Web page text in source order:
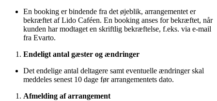
En booking er bindende fra det øjeblik, arrangementet er
bekræftet af Lido Caféen. En booking anses for bekræftet, når
kunden har modtaget en skriftlig bekræftelse, f.eks. via e-mail
fra Evarto.
Endeligt antal gæster og ændringer
Det endelige antal deltagere samt eventuelle ændringer skal
meddeles senest 10 dage før arrangementets dato.
Afmelding af arrangement